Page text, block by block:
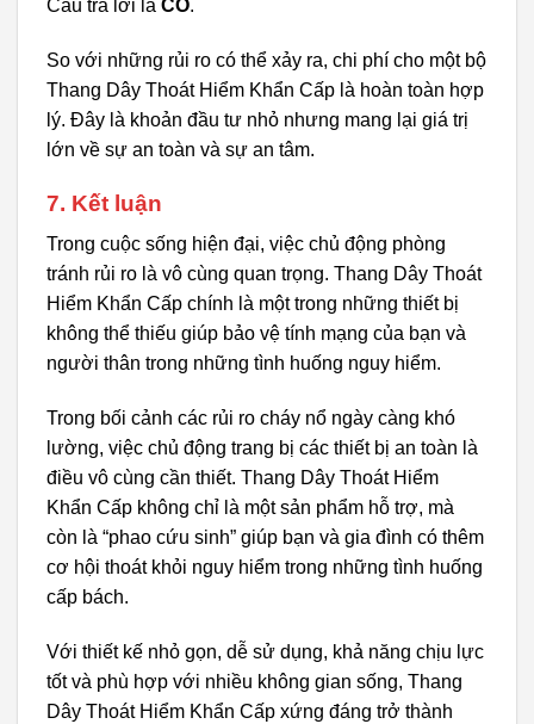
Câu trả lời là CÓ.
So với những rủi ro có thể xảy ra, chi phí cho một bộ
Thang Dây Thoát Hiểm Khẩn Cấp là hoàn toàn hợp
lý. Đây là khoản đầu tư nhỏ nhưng mang lại giá trị
lớn về sự an toàn và sự an tâm.
7. Kết luận
Trong cuộc sống hiện đại, việc chủ động phòng
tránh rủi ro là vô cùng quan trọng. Thang Dây Thoát
Hiểm Khẩn Cấp chính là một trong những thiết bị
không thể thiếu giúp bảo vệ tính mạng của bạn và
người thân trong những tình huống nguy hiểm.
Trong bối cảnh các rủi ro cháy nổ ngày càng khó
lường, việc chủ động trang bị các thiết bị an toàn là
điều vô cùng cần thiết. Thang Dây Thoát Hiểm
Khẩn Cấp không chỉ là một sản phẩm hỗ trợ, mà
còn là “phao cứu sinh” giúp bạn và gia đình có thêm
cơ hội thoát khỏi nguy hiểm trong những tình huống
cấp bách.
Với thiết kế nhỏ gọn, dễ sử dụng, khả năng chịu lực
tốt và phù hợp với nhiều không gian sống, Thang
Dây Thoát Hiểm Khẩn Cấp xứng đáng trở thành